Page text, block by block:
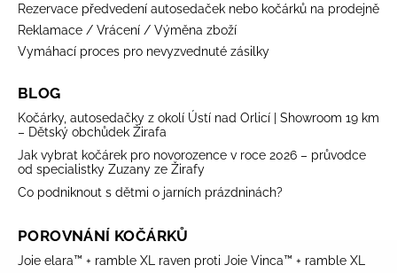
Rezervace předvedení autosedaček nebo kočárků na prodejně
Reklamace / Vrácení / Výměna zboží
Vymáhací proces pro nevyzvednuté zásilky
BLOG
Kočárky, autosedačky z okolí Ústí nad Orlicí | Showroom 19 km
– Dětský obchůdek Žirafa
Jak vybrat kočárek pro novorozence v roce 2026 – průvodce
od specialistky Zuzany ze Žirafy
Co podniknout s dětmi o jarních prázdninách?
POROVNÁNÍ KOČÁRKŮ
Joie elara™ + ramble XL raven proti Joie Vinca™ + ramble XL